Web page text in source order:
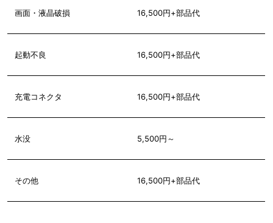
画面・液晶破損 16,500円+部品代
起動不良 16,500円+部品代
充電コネクタ 16,500円+部品代
水没 5,500円～
その他 16,500円+部品代